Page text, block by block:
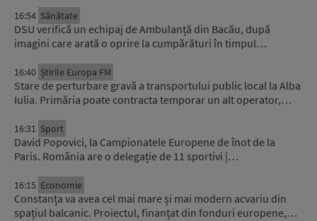
16:54 Sănătate
DSU verifică un echipaj de Ambulanță din Bacău, după
imagini care arată o oprire la cumpărături în timpul…
16:40 Știrile Europa FM
Stare de perturbare gravă a transportului public local la Alba
Iulia. Primăria poate contracta temporar un alt operator,…
16:31 Sport
David Popovici, la Campionatele Europene de înot de la
Paris. România are o delegație de 11 sportivi |…
16:15 Economie
Constanța va avea cel mai mare și mai modern acvariu din
spațiul balcanic. Proiectul, finanțat din fonduri europene,…